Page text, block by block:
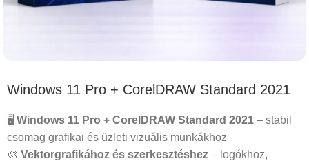
Windows 11 Pro + CorelDRAW Standard 2021
🖥️ Windows 11 Pro + CorelDRAW Standard 2021 – stabil
csomag grafikai és üzleti vizuális munkákhoz
🎨 Vektorgrafikához és szerkesztéshez – logókhoz,